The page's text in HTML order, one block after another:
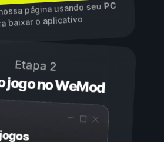
página usando seuPC
baixar o aplicativo
Etapa 2
jogo no WeMod